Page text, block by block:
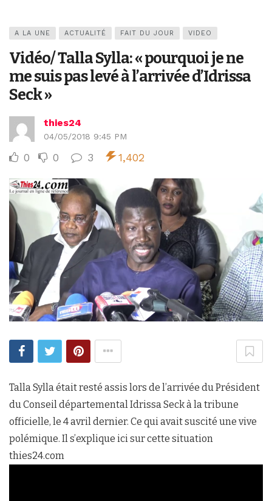
A LA UNE ACTUALITÉ FAIT DU JOUR VIDEO
Vidéo/ Talla Sylla: « pourquoi je ne
me suis pas levé à l’arrivée d’Idrissa
Seck »
thies24
04/05/2018 9:45 PM
0 0 3 1,402
Talla Sylla était resté assis lors de l’arrivée du Président
du Conseil départemental Idrissa Seck à la tribune
officielle, le 4 avril dernier. Ce qui avait suscité une vive
polémique. Il s’explique ici sur cette situation
thies24.com